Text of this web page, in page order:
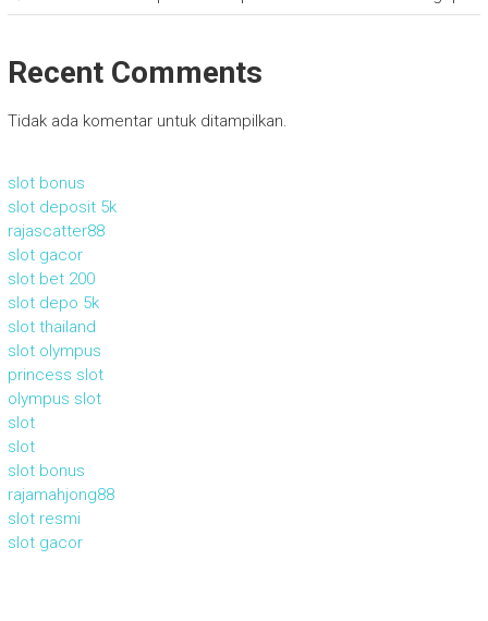
Recent Comments
Tidak ada komentar untuk ditampilkan.
slot bonus
slot deposit 5k
rajascatter88
slot gacor
slot bet 200
slot depo 5k
slot thailand
slot olympus
princess slot
olympus slot
slot
slot
slot bonus
rajamahjong88
slot resmi
slot gacor